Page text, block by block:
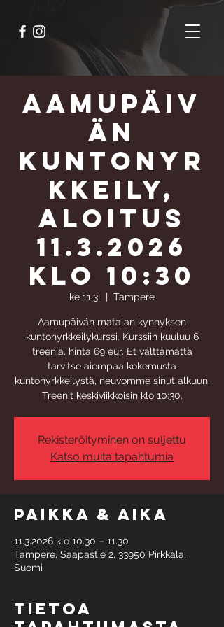
Aamupäiv
än
kuntonyr
kkeily,
aloitus
11.3.2026
klo 10:30
ke 11.3.
  |
Tampere
Aamupäivän matalan kynnyksen
kuntonyrkkeilykurssi. Kurssiin kuuluu 6
treeniä, hinta 69 eur. Et välttämättä
tarvitse aiempaa kokemusta
kuntonyrkkeilystä, neuvomme sinut alkuun.
Treenit keskiviikkoisin klo 10:30.
Rekisteröityminen on suljettu
Katso muita tapahtumia
Paikka & aika
11.3.2026 klo 10.30 – 11.30
Tampere, Saapastie 2, 33950 Pirkkala,
Suomi
Tietoa